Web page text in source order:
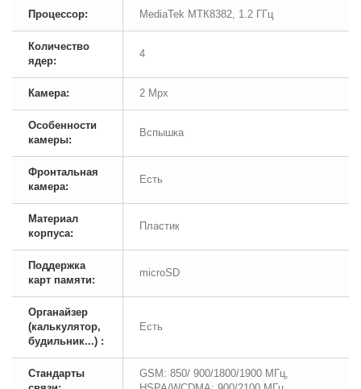
Процессор: MediaTek MTК8382, 1.2 ГГц
Количество
ядер:
4
Камера: 2 Mpx
Особенности
камеры:
Вспышка
Фронтальная
камера:
Есть
Материал
корпуса:
Пластик
Поддержка
карт памяти:
microSD
Органайзер
(калькулятор,
будильник...) :
Есть
Стандарты
GSM: 850/ 900/1800/1900 МГц,